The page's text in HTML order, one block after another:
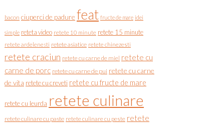
bacon ciuperci de padure feat fructe de mare idei
simple reteta video retete 10 minute retete 15 minute
retete ardelenesti retete asiatice retete chinezesti
retete craciun retete cu carne de miel retete cu
carne de porc retete cu carne de pui retete cu carne
de vita retete cu creveti retete cu fructe de mare
retete cu leurda retete culinare
retete culinare cu paste retete culinare cu peste retete